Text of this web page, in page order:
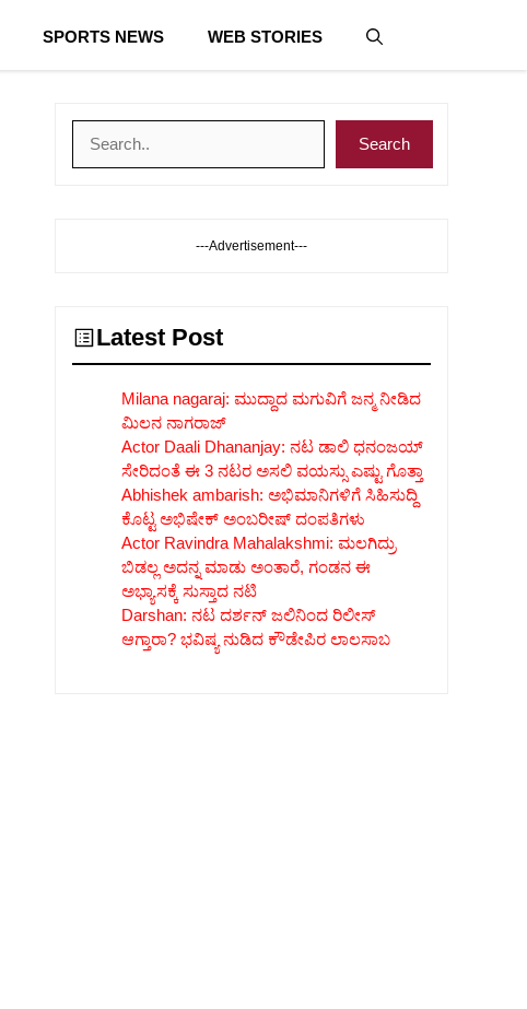
SPORTS NEWS WEB STORIES
Search
---Advertisement---
Latest Post
Milana nagaraj: ಮುದ್ದಾದ ಮಗುವಿಗೆ ಜನ್ಮ ನೀಡಿದ
ಮಿಲನ ನಾಗರಾಜ್
Actor Daali Dhananjay: ನಟ ಡಾಲಿ ಧನಂಜಯ್
ಸೇರಿದಂತೆ ಈ 3 ನಟರ ಅಸಲಿ ವಯಸ್ಸು ಎಷ್ಟು ಗೊತ್ತಾ
Abhishek ambarish: ಅಭಿಮಾನಿಗಳಿಗೆ ಸಿಹಿಸುದ್ದಿ
ಕೊಟ್ಟ ಅಭಿಷೇಕ್ ಅಂಬರೀಷ್ ದಂಪತಿಗಳು
Actor Ravindra Mahalakshmi: ಮಲಗಿದ್ರು
ಬಿಡಲ್ಲ ಅದನ್ನ ಮಾಡು ಅಂತಾರೆ, ಗಂಡನ ಈ
ಅಭ್ಯಾಸಕ್ಕೆ ಸುಸ್ತಾದ ನಟಿ
Darshan: ನಟ ದರ್ಶನ್ ಜಲಿನಿಂದ ರಿಲೀಸ್
ಆಗ್ತಾರಾ? ಭವಿಷ್ಯ ನುಡಿದ ಕೌಡೇಪಿರ ಲಾಲಸಾಬ